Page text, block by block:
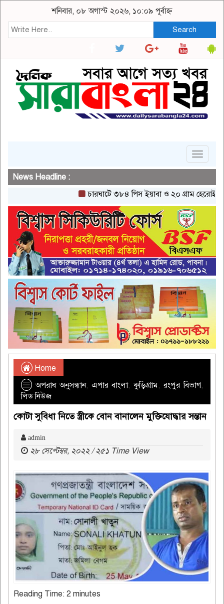
শনিবার, ০৮ অগাস্ট ২০২৬, ১০:০৯ পূর্বাহ্ন
Search
Toggle
News Headline :
চারঘাটে ৩৮৪ পিস ইয়াবা ও ২০ গ্রাম হেরোইনসহ
Home
অপরাধ অনুসন্ধান, এপার বাংলা,কুড়িগ্রাম,রংপুর বিভাগ,
লিড নিউজ
কোটা সুবিধা নিতে স্ত্রীকে বোন বানালেন মুক্তিযোদ্ধার সন্তান
admin
২৮ সেপ্টেম্বর, ২০২২ / ২৫১ Time View
Reading Time: 2 minutes